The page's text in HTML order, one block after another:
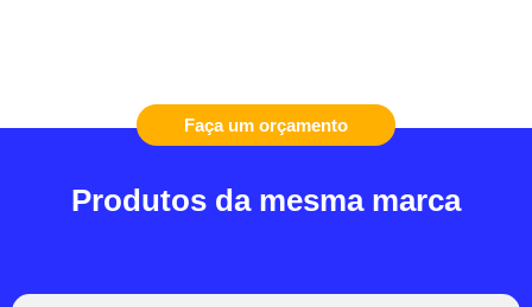
Faça um orçamento
Produtos da mesma marca